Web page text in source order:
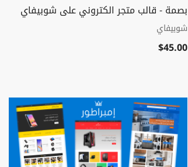
بصمة - قالب متجر الكتروني على شوبيفاي
شوبيفاي
$45.00